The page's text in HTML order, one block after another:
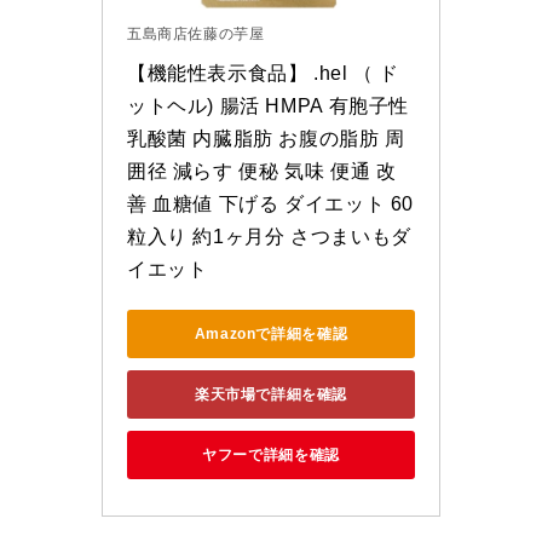
五島商店佐藤の芋屋
【機能性表示食品】 .hel （ ド
ットヘル) 腸活 HMPA 有胞子性
乳酸菌 内臓脂肪 お腹の脂肪 周
囲径 減らす 便秘 気味 便通 改
善 血糖値 下げる ダイエット 60
粒入り 約1ヶ月分 さつまいもダ
イエット
Amazonで詳細を確認
楽天市場で詳細を確認
ヤフーで詳細を確認